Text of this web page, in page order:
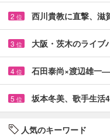
2 位 西川貴教に直撃、
3 位 大阪・茨木のライ
4 位 石田泰尚×渡辺雄
5 位 坂本冬美、歌手生
人気のキーワード